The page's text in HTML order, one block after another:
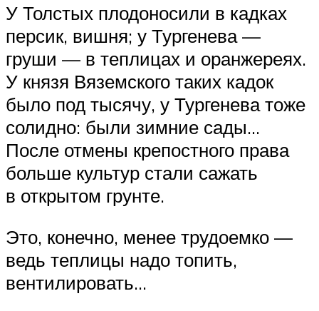
У Толстых плодоносили в кадках
персик, вишня; у Тургенева —
груши — в теплицах и оранжереях.
У князя Вяземского таких кадок
было под тысячу, у Тургенева тоже
солидно: были зимние сады…
После отмены крепостного права
больше культур стали сажать
в открытом грунте.
Это, конечно, менее трудоемко —
ведь теплицы надо топить,
вентилировать…